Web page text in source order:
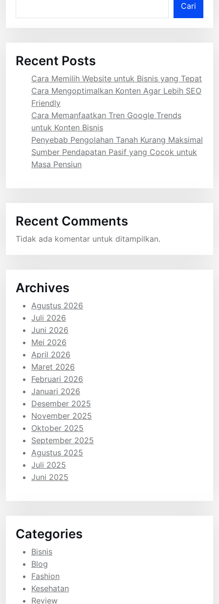
Cari
Recent Posts
Cara Memilih Website untuk Bisnis yang Tepat
Cara Mengoptimalkan Konten Agar Lebih SEO
Friendly
Cara Memanfaatkan Tren Google Trends
untuk Konten Bisnis
Penyebab Pengolahan Tanah Kurang Maksimal
Sumber Pendapatan Pasif yang Cocok untuk
Masa Pensiun
Recent Comments
Tidak ada komentar untuk ditampilkan.
Archives
Agustus 2026
Juli 2026
Juni 2026
Mei 2026
April 2026
Maret 2026
Februari 2026
Januari 2026
Desember 2025
November 2025
Oktober 2025
September 2025
Agustus 2025
Juli 2025
Juni 2025
Categories
Bisnis
Blog
Fashion
Kesehatan
Review